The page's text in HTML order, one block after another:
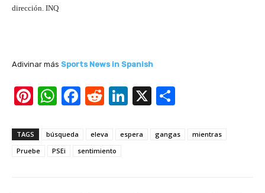
dirección. INQ
Adivinar más Sports News in Spanish
Pi
er
e
W
at
s
F
c
e
R
d
di
Li
k
X
ar
TAGS búsqueda eleva espera gangas
mientras
Pruebe
PSEi sentimiento